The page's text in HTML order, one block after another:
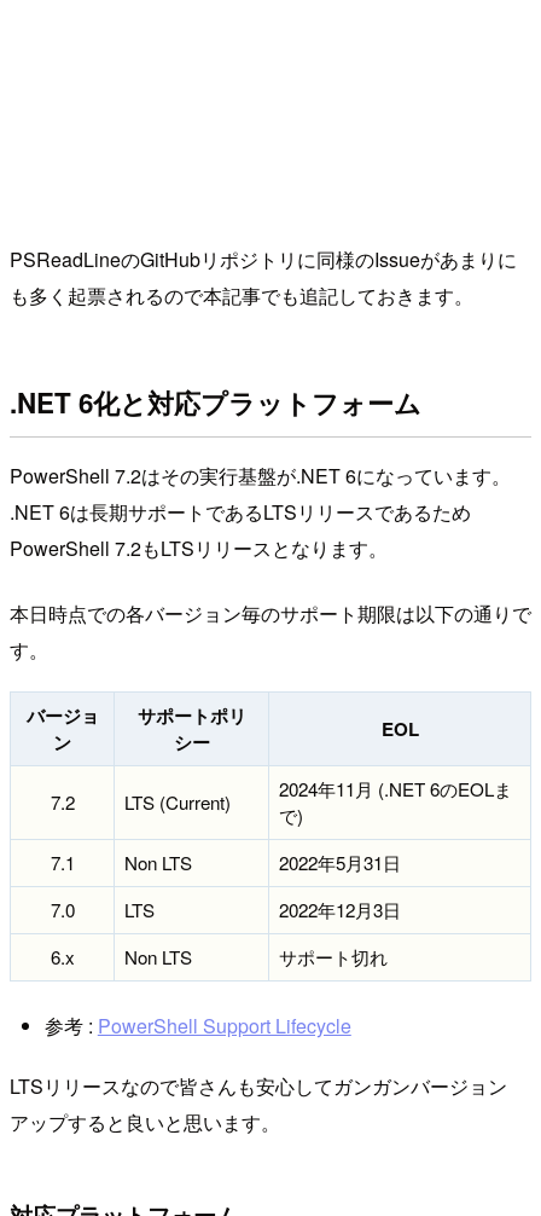
PSReadLineのGitHubリポジトリに同様のIssueがあまりに
も多く起票されるので本記事でも追記しておきます。
.NET 6化と対応プラットフォーム
PowerShell 7.2はその実行基盤が.NET 6になっています。
.NET 6は長期サポートであるLTSリリースであるため
PowerShell 7.2もLTSリリースとなります。
本日時点での各バージョン毎のサポート期限は以下の通りで
す。
バージョ
ン
サポートポリ
シー
EOL
7.2 LTS (Current)
2024年11月 (.NET 6のEOLま
で)
7.1
Non LTS
2022年5月31日
7.0
LTS
2022年12月3日
6.x
Non LTS サポート切れ
参考 : PowerShell Support Lifecycle
LTSリリースなので皆さんも安心してガンガンバージョン
アップすると良いと思います。